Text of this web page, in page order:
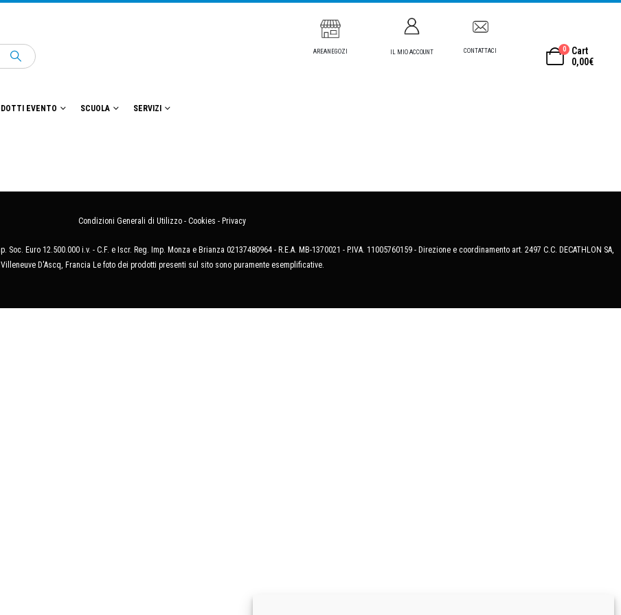
AREANEGOZI IL MIO ACCOUNT CONTATTACI 0
Cart
0,00€
EVENTO SCUOLA SERVIZI
Condizioni Generali di Utilizzo - Cookies - Privacy
Euro 12.500.000 i.v. - C.F. e Iscr. Reg. Imp. Monza e Brianza 02137480964 - R.E.A. MB-1370021 - P.IVA. 11005760159 - Direzione e coordinamento art. 2497 C.C. DECATHLON SA,
Villeneuve D'Ascq, Francia Le foto dei prodotti presenti sul sito sono puramente esemplificative.